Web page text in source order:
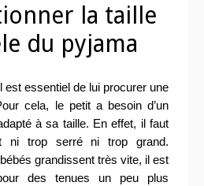
la taille
du pyjama
est essentiel de lui procurer une
cela, le petit a besoin d’un
à sa taille. En effet, il faut
ni trop serré ni trop grand.
grandissent très vite, il est
des tenues un peu plus